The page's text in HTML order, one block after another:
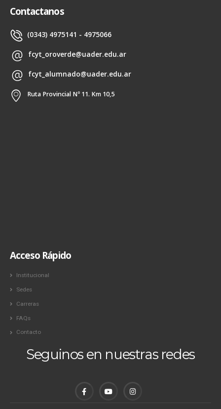
Contactanos
(0343) 4975141 - 4975066
fcyt_oroverde@uader.edu.ar
fcyt_alumnado@uader.edu.ar
Ruta Provincial Nº 11. Km 10,5
Acceso Rápido
Institucional
Sedes
Carreras
FAQs
Contacto
Seguinos en nuestras redes